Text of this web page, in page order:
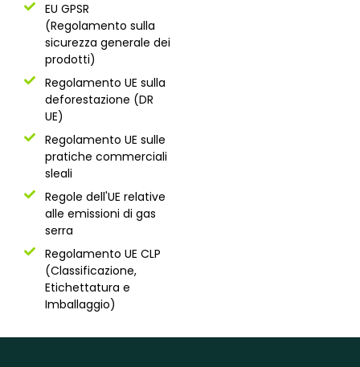
EU GPSR
(Regolamento sulla
sicurezza generale dei
prodotti)
Regolamento UE sulla
deforestazione (DR
UE)
Regolamento UE sulle
pratiche commerciali
sleali
Regole dell'UE relative
alle emissioni di gas
serra
Regolamento UE CLP
(Classificazione,
Etichettatura e
Imballaggio)